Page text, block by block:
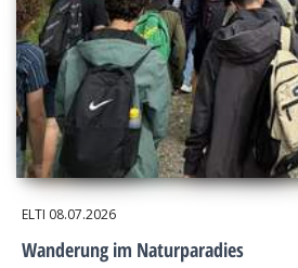
ELTI 08.07.2026
Wanderung im Naturparadies